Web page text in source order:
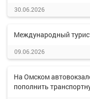
30.06.2026
Международный
09.06.2026
На Омском
пополнить